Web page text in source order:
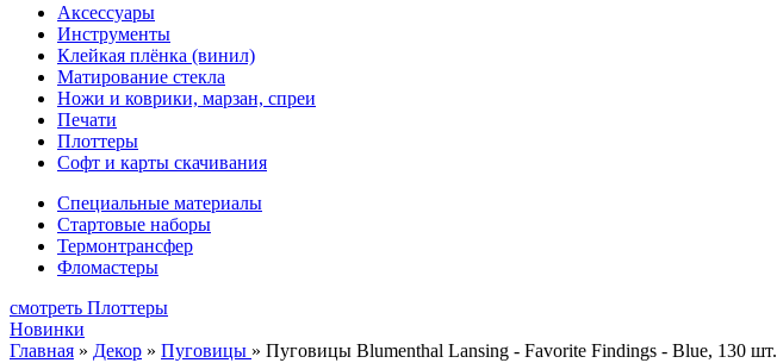
Аксессуары
Инструменты
Клейкая плёнка (винил)
Матирование стекла
Ножи и коврики, марзан, спреи
Печати
Плоттеры
Софт и карты скачивания
Специальные материалы
Стартовые наборы
Термонтрансфер
Фломастеры
смотреть Плоттеры
Новинки
Главная » Декор » Пуговицы » Пуговицы Blumenthal Lansing - Favorite Findings - Blue, 130 шт.